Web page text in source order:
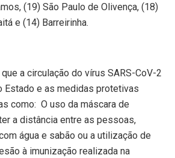
(19) São Paulo de Olivença, (18)
e (14) Barreirinha.
a circulação do vírus SARS-CoV-2
Estado e as medidas protetivas
como: O uso da máscara de
a distância entre as pessoas,
água e sabão ou a utilização de
à imunização realizada na